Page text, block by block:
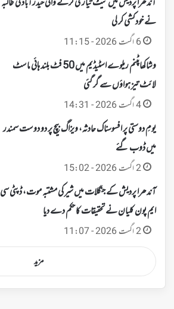
نے خودکشی کر لی
6 اگست 2026 - 11:15
وشاکھاپٹنم ریلوے اسٹیڈیم میں 50 فٹ بلند ہائی ماسٹ
لائٹ تیز ہواؤں سے گر گئی
4 اگست 2026 - 14:31
یومِ دوستی پر افسوسناک حادثہ، ویزاگ بیچ پر دو دوست سمندر
میں ڈوب گئے
2 اگست 2026 - 15:02
آندھرا پردیش کے جنگلات میں شیر کی مشتبہ موت، ڈپٹی سی
ایم پون کلیان نے تحقیقات کا حکم دے دیا
2 اگست 2026 - 11:07
مزید